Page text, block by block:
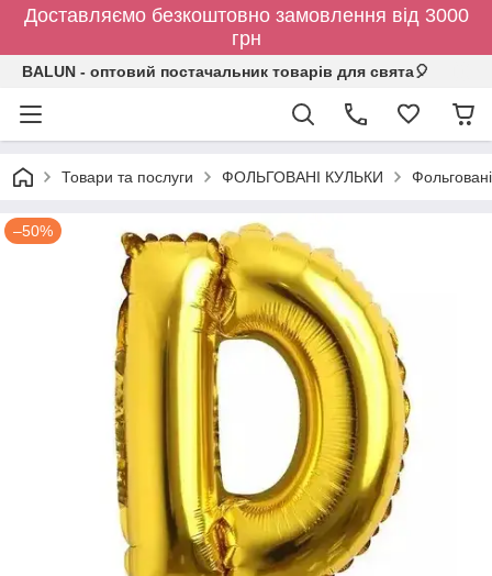
Доставляємо безкоштовно замовлення від 3000
грн
BALUN - оптовий постачальник товарів для свята🎈
Товари та послуги ФОЛЬГОВАНІ КУЛЬКИ
–50%